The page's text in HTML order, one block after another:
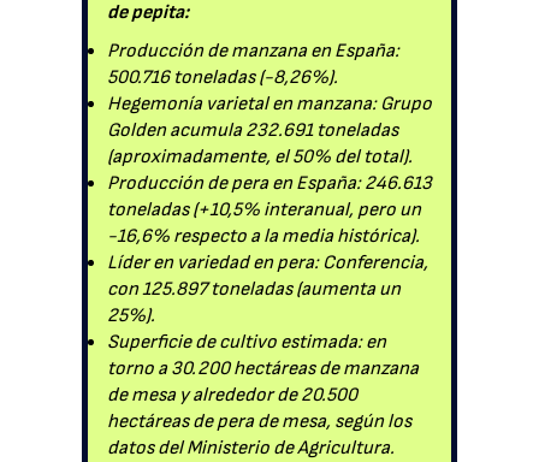
de pepita:
Producción de manzana en España:
500.716 toneladas (-8,26%).
Hegemonía varietal en manzana: Grupo
Golden acumula 232.691 toneladas
(aproximadamente, el 50% del total).
Producción de pera en España: 246.613
toneladas (+10,5% interanual, pero un
-16,6% respecto a la media histórica).
Líder en variedad en pera: Conferencia,
con 125.897 toneladas (aumenta un
25%).
Superficie de cultivo estimada: en
torno a 30.200 hectáreas de manzana
de mesa y alrededor de 20.500
hectáreas de pera de mesa, según los
datos del Ministerio de Agricultura.